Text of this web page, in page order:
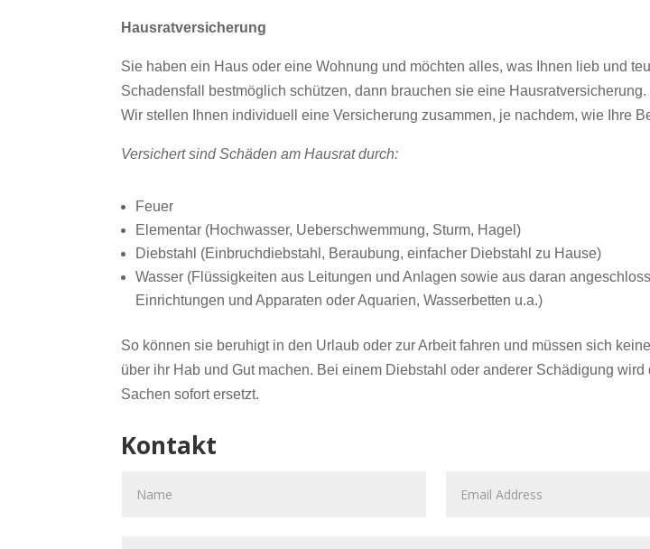
Hausratversicherung
Sie haben ein Haus oder eine Wohnung und möchten alles, was Ihnen lieb und
Schadensfall bestmöglich schützen, dann brauchen sie eine Hausratversicherung.
Wir stellen Ihnen individuell eine Versicherung zusammen, je nachdem, wie Ihre
Versichert sind Schäden am Hausrat durch:
Feuer
Elementar (Hochwasser, Ueberschwemmung, Sturm, Hagel)
Diebstahl (Einbruchdiebstahl, Beraubung, einfacher Diebstahl zu Hause)
Wasser (Flüssigkeiten aus Leitungen und Anlagen sowie aus daran
Einrichtungen und Apparaten oder Aquarien, Wasserbetten u.a.)
So können sie beruhigt in den Urlaub oder zur Arbeit fahren und müssen sich
über ihr Hab und Gut machen. Bei einem Diebstahl oder anderer Schädigung wird
Sachen sofort ersetzt.
Kontakt